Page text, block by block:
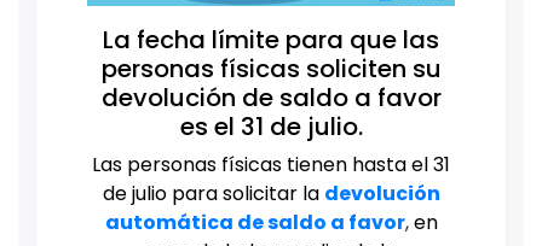
La fecha límite para que las
personas físicas soliciten su
devolución de saldo a favor
es el 31 de julio.
Las personas físicas tienen hasta el 31
de julio para solicitar la devolución
automática de saldo a favor,en